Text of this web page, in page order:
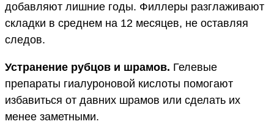
добавляют лишние годы. Филлеры разглаживают
складки в среднем на 12 месяцев, не оставляя
следов.
Устранение рубцов и шрамов. Гелевые
препараты гиалуроновой кислоты помогают
избавиться от давних шрамов или сделать их
менее заметными.